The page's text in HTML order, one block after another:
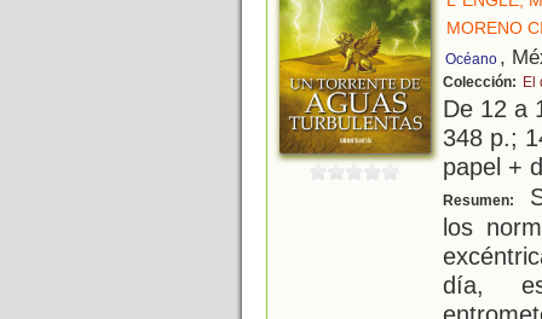
MORENO
Océano ,
Colección: El
De 12 a
348 p.;
papel +
Resumen:
los
día,